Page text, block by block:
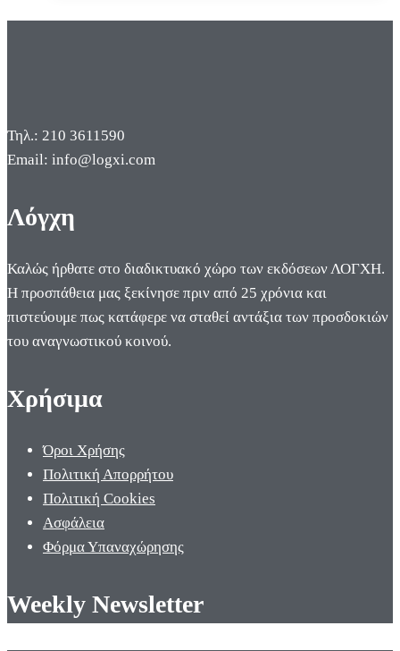
Τηλ.: 210 3611590
Email: info@logxi.com
Λόγχη
Καλώς ήρθατε στο διαδικτυακό χώρο των εκδόσεων ΛΟΓΧΗ.
Η προσπάθεια μας ξεκίνησε πριν από 25 χρόνια και
πιστεύουμε πως κατάφερε να σταθεί αντάξια των προσδοκιών
του αναγνωστικού κοινού.
Χρήσιμα
Όροι Χρήσης
Πολιτική Απορρήτου
Πολιτική Cookies
Ασφάλεια
Φόρμα Υπαναχώρησης
Weekly Newsletter